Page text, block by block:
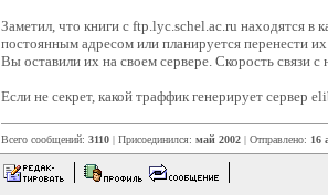
Заметил, что книги с ftp.lyc.schel.ac.ru находятся в
постоянным адресом или планируется перенести
Вы оставили их на своем сервере. Скорость связи
Если не секрет, какой траффик генерирует сервер
Всего сообщений: 3110 | Присоединился: май 2002 | Отправлено: 16